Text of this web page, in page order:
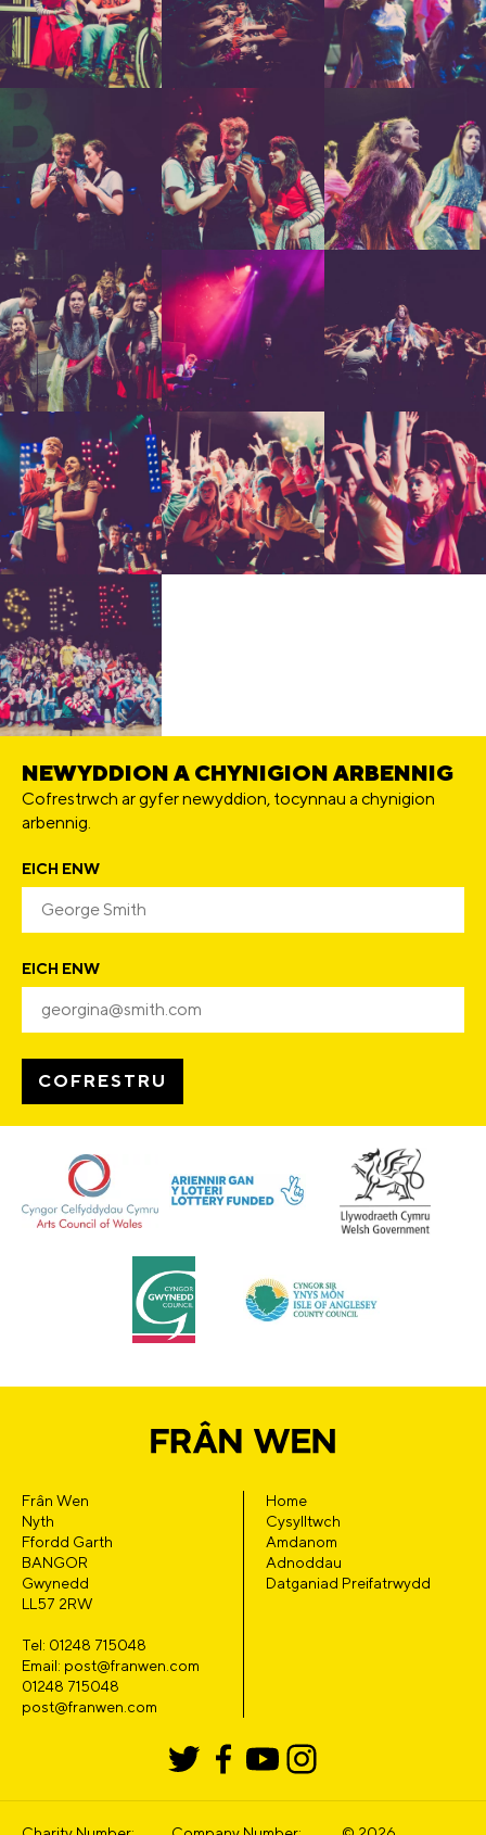
NEWYDDION A CHYNIGION ARBENNIG
Cofrestrwch ar gyfer newyddion, tocynnau a chynigion
arbennig.
EICH ENW
EICH ENW
Frân Wen
Nyth
Ffordd Garth
BANGOR
Gwynedd
LL57 2RW
Tel: 01248 715048
Email: post@franwen.com
01248 715048
post@franwen.com
Home
Cysylltwch
Amdanom
Adnoddau
Datganiad Preifatrwydd